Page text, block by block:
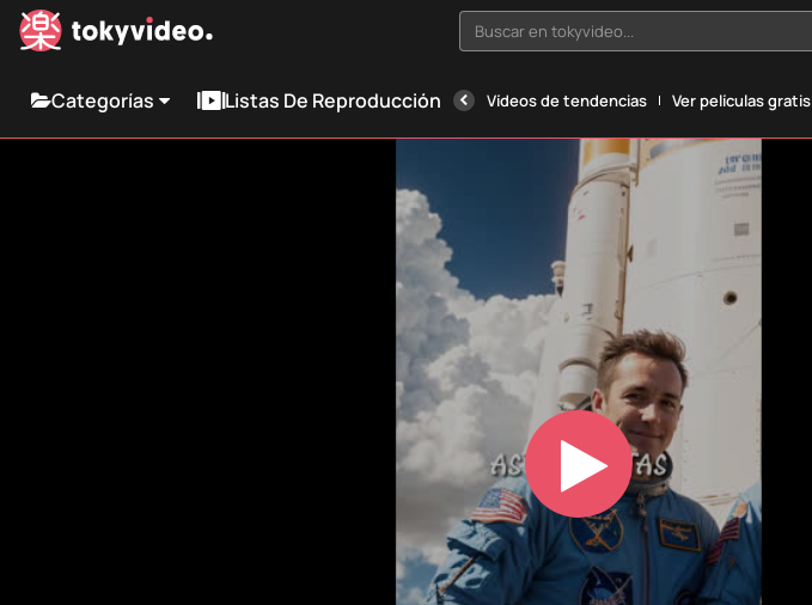
Buscar en tokyvideo...
Categorías Listas De Reproducción Vídeos de tendencias Ver películas gratis
Play